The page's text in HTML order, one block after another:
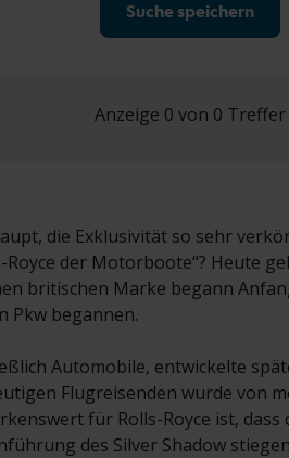
Suche speichern
Anzeige 0 von 0 Treffer
die Exklusivität so sehr
Royce der Motorboote“? Heute
britischen Marke begann
Pkw begannen.
Automobile, entwickelte
Flugreisenden wurde von
für Rolls-Royce ist,
des Silver Shadow